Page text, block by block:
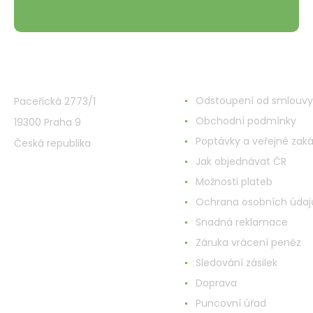
Paceřická 2773/1
19300 Praha 9
Česká republika
Odstoupení od smlouvy
Obchodní podmínky
Poptávky a veřejné
Jak objednávat ČR
Možnosti plateb
Ochrana osobních
Snadná reklamace
Záruka vrácení peněz
Sledování zásilek
Doprava
Puncovní úřad